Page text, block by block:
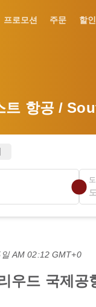
프로모션 주문 할인
트 항공 /
AM 02:12 GMT+0
우드 국제